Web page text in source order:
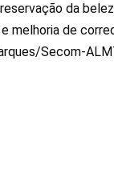
da
melhoria de
Secom-